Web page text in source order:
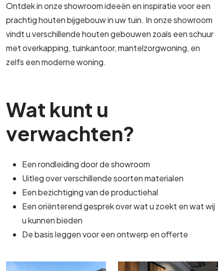
Ontdek in onze showroom ideeën en inspiratie voor een
prachtig houten bijgebouw in uw tuin. In onze showroom
vindt u verschillende houten gebouwen zoals een schuur
met overkapping, tuinkantoor, mantelzorgwoning, en
zelfs een moderne woning.
Wat kunt u
verwachten?
Een rondleiding door de showroom
Uitleg over verschillende soorten materialen
Een bezichtiging van de productiehal
Een oriënterend gesprek over wat u zoekt en wat wij
u kunnen bieden
De basis leggen voor een ontwerp en offerte